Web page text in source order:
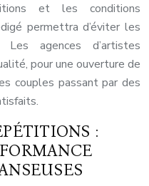
et les conditions
permettra d’éviter les
agences d’artistes
pour une ouverture de
couples passant par des
: